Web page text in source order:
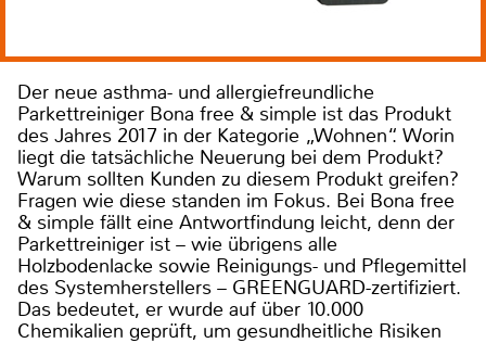
Der neue asthma- und allergiefreundliche
Parkettreiniger Bona free & simple ist das Produkt
des Jahres 2017 in der Kategorie „Wohnen“. Worin
liegt die tatsächliche Neuerung bei dem Produkt?
Warum sollten Kunden zu diesem Produkt greifen?
Fragen wie diese standen im Fokus. Bei Bona free
& simple fällt eine Antwortfindung leicht, denn der
Parkettreiniger ist – wie übrigens alle
Holzbodenlacke sowie Reinigungs- und Pflegemittel
des Systemherstellers – GREENGUARD-zertifiziert.
Das bedeutet, er wurde auf über 10.000
Chemikalien geprüft, um gesundheitliche Risiken